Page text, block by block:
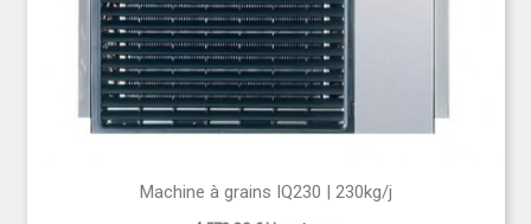
Machine à grains IQ230 | 230kg/j